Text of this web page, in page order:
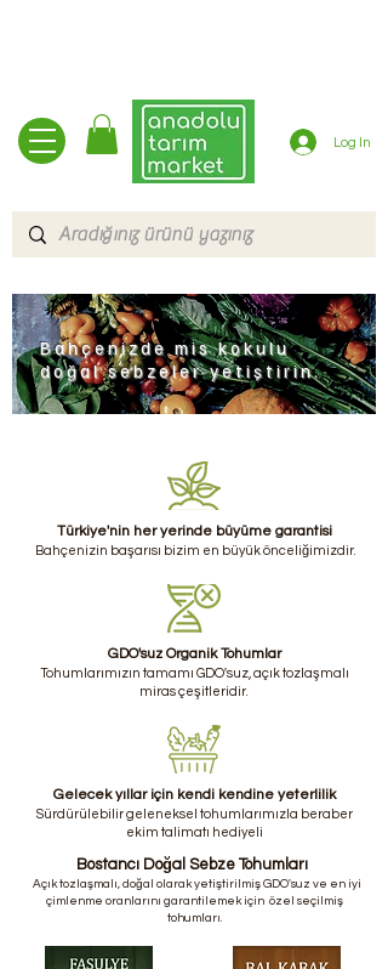
Log In
Bahçenizde mis kokulu
doğal sebzeler yetiştirin.
Türkiye'nin her yerinde büyüme garantisi
Bahçenizin başarısı bizim en büyük önceliğimizdir.
GDO'suz Organik Tohumlar
Tohumlarımızın tamamı GDO'suz, açık tozlaşmalı
miras çeşitleridir.
Gelecek yıllar için kendi kendine yeterlilik
Sürdürülebilir geleneksel tohumlarımızla beraber
ekim talimatı hediyeli
Bostancı Doğal Sebze Tohumları
Açık tozlaşmalı, doğal olarak yetiştirilmiş GDO'suz ve en iyi
çimlenme oranlarını garantilemek için özel seçilmiş
tohumları.